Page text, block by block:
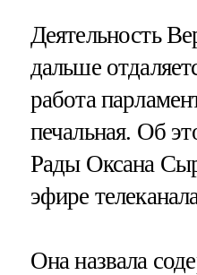
Деятельность
дальше
работа
печальная. Об
Рады Оксана
эфире
Она назвала